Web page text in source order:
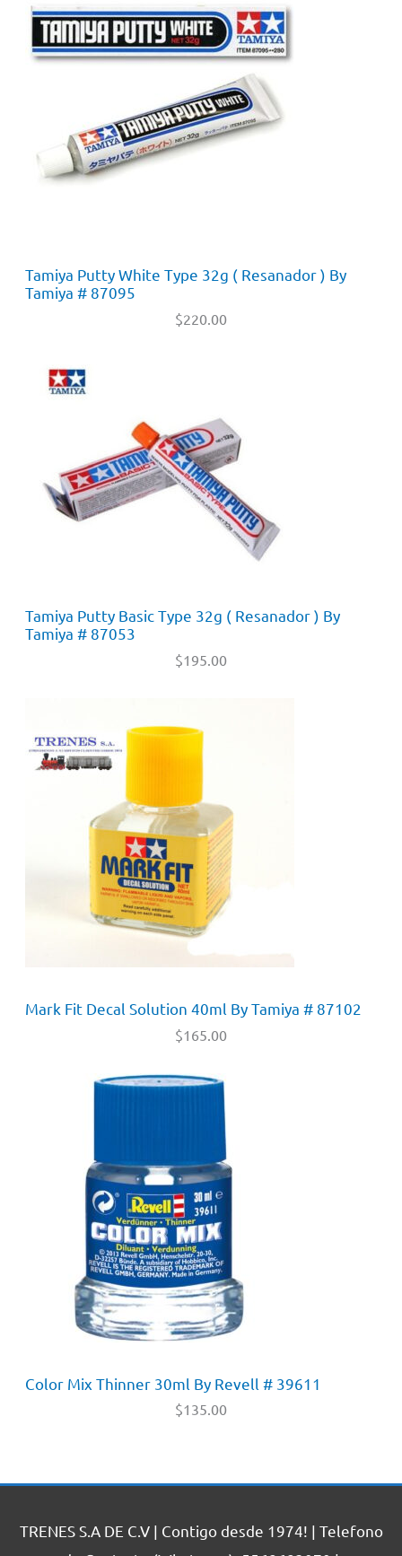
Tamiya Putty White Type 32g ( Resanador ) By
Tamiya # 87095
$220.00
Tamiya Putty Basic Type 32g ( Resanador ) By
Tamiya # 87053
$195.00
Mark Fit Decal Solution 40ml By Tamiya # 87102
$165.00
Color Mix Thinner 30ml By Revell # 39611
$135.00
TRENES S.A DE C.V | Contigo desde 1974! | Telefono